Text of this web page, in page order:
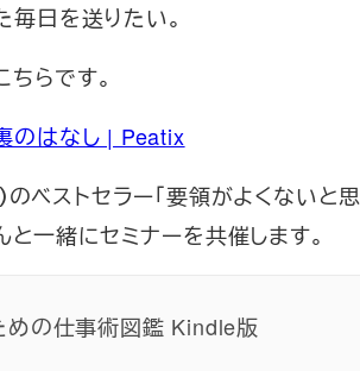
毎日を送りたい。
らです。
のはなし | Peatix
のベストセラー「要領がよくない
と一緒にセミナーを共催します。
めの仕事術図鑑 Kindle版